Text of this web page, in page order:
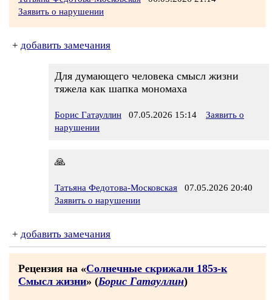
Заявить о нарушении
+ добавить замечания
Для думающего человека смысл жизни
тяжела как шапка мономаха
Борис Гатауллин 07.05.2026 15:14
Заявить о
нарушении
🙏
Татьяна Федотова-Московская 07.05.2026 20:40
Заявить о нарушении
+ добавить замечания
Рецензия на «Солнечные скрижали 185з-к
Смысл жизни» (Борис Гатауллин)